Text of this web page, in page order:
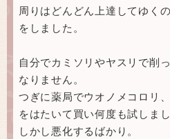
周りはどんどん上達してゆく
をしました。
自分でカミソリやヤスリで削
なりません。
つぎに薬局でウオノメコロリ
をはたいて買い何度も試しまし
しかし悪化するばかり。